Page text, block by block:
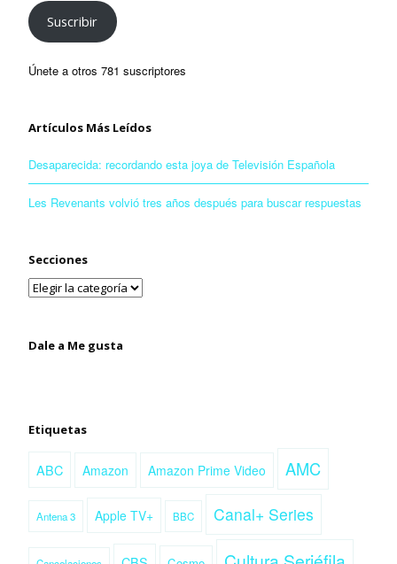
Suscribir
Únete a otros 781 suscriptores
Artículos Más Leídos
Desaparecida: recordando esta joya de Televisión Española
Les Revenants volvió tres años después para buscar respuestas
Secciones
Dale a Me gusta
Etiquetas
ABC Amazon Amazon Prime Video AMC
Antena 3 Apple TV+ BBC Canal+ Series